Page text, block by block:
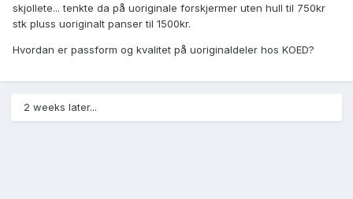
skjollete... tenkte da på uoriginale forskjermer uten hull til 750kr
stk pluss uoriginalt panser til 1500kr.
Hvordan er passform og kvalitet på uoriginaldeler hos KOED?
2 weeks later...